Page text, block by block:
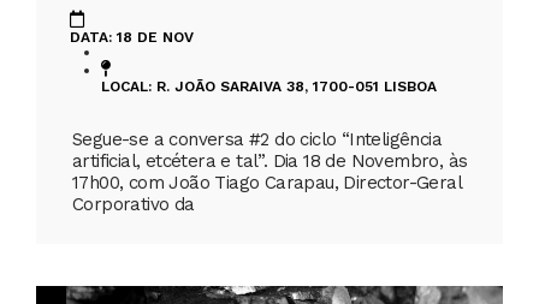
DATA: 18 DE NOV
LOCAL: R. JOÃO SARAIVA 38, 1700-051 LISBOA
Segue-se a conversa #2 do ciclo “Inteligência
artificial, etcétera e tal”. Dia 18 de Novembro, às
17h00, com João Tiago Carapau, Director-Geral
Corporativo da